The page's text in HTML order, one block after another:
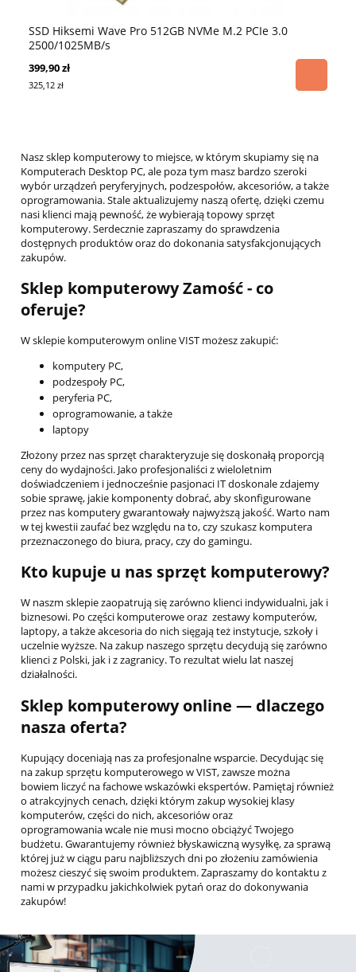
SSD Hiksemi Wave Pro 512GB NVMe M.2 PCIe 3.0
2500/1025MB/s
399,90 zł
325,12 zł
Nasz sklep komputerowy to miejsce, w którym skupiamy się na
Komputerach Desktop PC, ale poza tym masz bardzo szeroki
wybór urządzeń peryferyjnych, podzespołów, akcesoriów, a także
oprogramowania. Stale aktualizujemy naszą ofertę, dzięki czemu
nasi klienci mają pewność, że wybierają topowy sprzęt
komputerowy. Serdecznie zapraszamy do sprawdzenia
dostępnych produktów oraz do dokonania satysfakcjonujących
zakupów.
Sklep komputerowy Zamość - co
oferuje?
W sklepie komputerowym online VIST możesz zakupić:
komputery PC,
podzespoły PC,
peryferia PC,
oprogramowanie, a także
laptopy
Złożony przez nas sprzęt charakteryzuje się doskonałą proporcją
ceny do wydajności. Jako profesjonaliści z wieloletnim
doświadczeniem i jednocześnie pasjonaci IT doskonale zdajemy
sobie sprawę, jakie komponenty dobrać, aby skonfigurowane
przez nas komputery gwarantowały najwyższą jakość. Warto nam
w tej kwestii zaufać bez względu na to, czy szukasz komputera
przeznaczonego do biura, pracy, czy do gamingu.
Kto kupuje u nas sprzęt komputerowy?
W naszm sklepie zaopatrują się zarówno klienci indywidualni, jak i
biznesowi. Po części komputerowe oraz zestawy komputerów,
laptopy, a także akcesoria do nich sięgają też instytucje, szkoły i
uczelnie wyższe. Na zakup naszego sprzętu decydują się zarówno
klienci z Polski, jak i z zagranicy. To rezultat wielu lat naszej
działalności.
Sklep komputerowy online — dlaczego
nasza oferta?
Kupujący doceniają nas za profesjonalne wsparcie. Decydując się
na zakup sprzętu komputerowego w VIST, zawsze można
bowiem liczyć na fachowe wskazówki ekspertów. Pamiętaj również
o atrakcyjnych cenach, dzięki którym zakup wysokiej klasy
komputerów, części do nich, akcesoriów oraz
oprogramowania wcale nie musi mocno obciążyć Twojego
budżetu. Gwarantujemy również błyskawiczną wysyłkę, za sprawą
której już w ciągu paru najbliższych dni po złożeniu zamówienia
możesz cieszyć się swoim produktem. Zapraszamy do kontaktu z
nami w przypadku jakichkolwiek pytań oraz do dokonywania
zakupów!